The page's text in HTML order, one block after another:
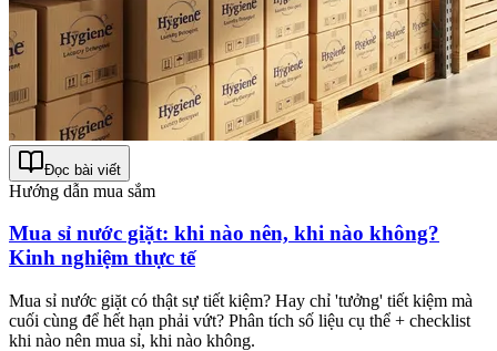
Đọc bài viết
Hướng dẫn mua sắm
Mua sỉ nước giặt: khi nào nên, khi nào không?
Kinh nghiệm thực tế
Mua sỉ nước giặt có thật sự tiết kiệm? Hay chỉ 'tưởng' tiết kiệm mà
cuối cùng để hết hạn phải vứt? Phân tích số liệu cụ thể + checklist
khi nào nên mua sỉ, khi nào không.